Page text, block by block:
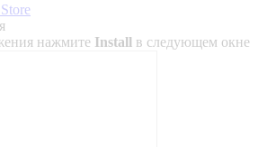
нажмите Install в следующем окне